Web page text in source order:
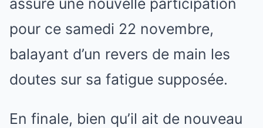
pour ce samedi 22 novembre,
balayant d’un revers de main les
doutes sur sa fatigue supposée.
En finale, bien qu’il ait de nouveau